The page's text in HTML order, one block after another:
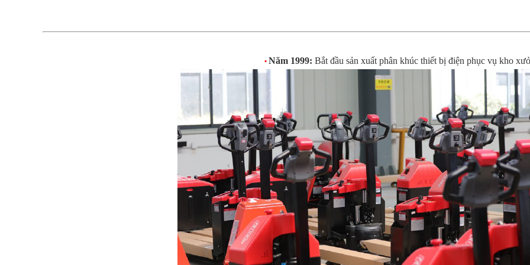
• Năm 1999: Bắt đầu sản xuất phân khúc thiết bị điện phục vụ kho xưở